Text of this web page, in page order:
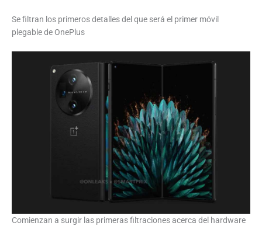
Se filtran los primeros detalles del que será el primer móvil
plegable de OnePlus
Comienzan a surgir las primeras filtraciones acerca del hardware